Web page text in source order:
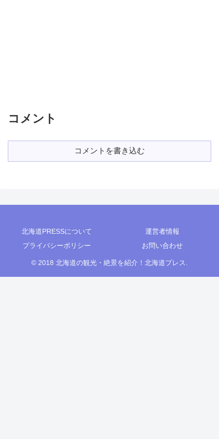
コメント
コメントを書き込む
北海道PRESSについて
運営者情報
プライバシーポリシー
お問い合わせ
© 2018 北海道の観光・絶景を紹介！北海道プレス.